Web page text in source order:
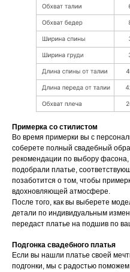
Примерка со стилистом
Во время примерки вы с
соберете полный свадебный
рекомендации по выбору фасона,
подобрали платье,
позаботится о том, чтобы
вдохновляющей атмосфере.
После того, как вы выберете
детали по индивидуальным
передаст платье на подшив по
Подгонка свадебного платья
Если вы нашли платье своей
подгонки, мы с радостью